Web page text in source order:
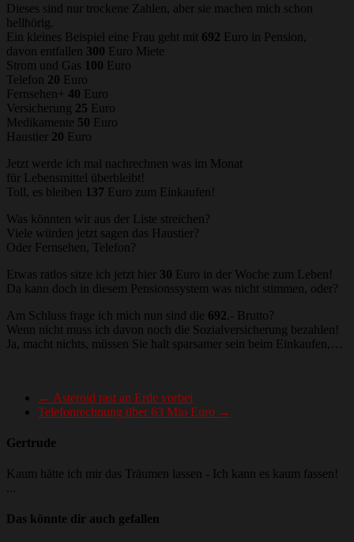
Dieses sind nur trockene Zahlen, aber sie machen mich schon
hellhörig.
Ein kleines Beispiel eine Frau geht mit 692 Euro in Pension,
davon entfallen 300 Euro Miete
Strom und Gas 100 Euro
Telefon 20 Euro
Fernsehen+ 40 Euro
Versicherung 25 Euro
Medikamente 50 Euro
Haustier 20 Euro
Jetzt werde ich mal nachrechnen was im Monat
für Lebensmittel überbleibt!
Toll, es bleiben 137 Euro zum Einkaufen!
Was könnten wir aus der Liste streichen?
Viele würden jetzt sagen das Haustier?
Oder Fernsehen, Telefon?
Etwas ratlos sitze ich jetzt hier 30 Euro in der Woche zum Leben!
Da kann doch in diesem Pensionssystem was nicht stimmen, oder?
Am Schluss frage ich mich nun sind die 692 .- Brutto?
Wenn nicht muss ich davon noch die Sozialversicherung bezahlen!
Ja, macht nichts, müssen Sie halt sparsamer sein beim Einkaufen,…
← Asteroid rast an Erde vorbei
Telefonrechnung über 63 Mio Euro →
Gertrude
Kaum hätte ich mir das Träumen lassen - Ich kann es kaum fassen!
Das könnte dir auch gefallen